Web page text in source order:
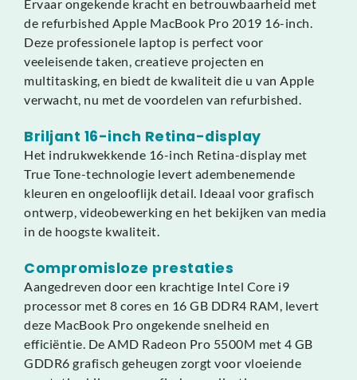
Ervaar ongekende kracht en betrouwbaarheid met
de refurbished Apple MacBook Pro 2019 16-inch.
Deze professionele laptop is perfect voor
veeleisende taken, creatieve projecten en
multitasking, en biedt de kwaliteit die u van Apple
verwacht, nu met de voordelen van refurbished.
Briljant 16-inch Retina-display
Het indrukwekkende 16-inch Retina-display met
True Tone-technologie levert adembenemende
kleuren en ongelooflijk detail. Ideaal voor grafisch
ontwerp, videobewerking en het bekijken van media
in de hoogste kwaliteit.
Compromisloze prestaties
Aangedreven door een krachtige Intel Core i9
processor met 8 cores en 16 GB DDR4 RAM, levert
deze MacBook Pro ongekende snelheid en
efficiëntie. De AMD Radeon Pro 5500M met 4 GB
GDDR6 grafisch geheugen zorgt voor vloeiende